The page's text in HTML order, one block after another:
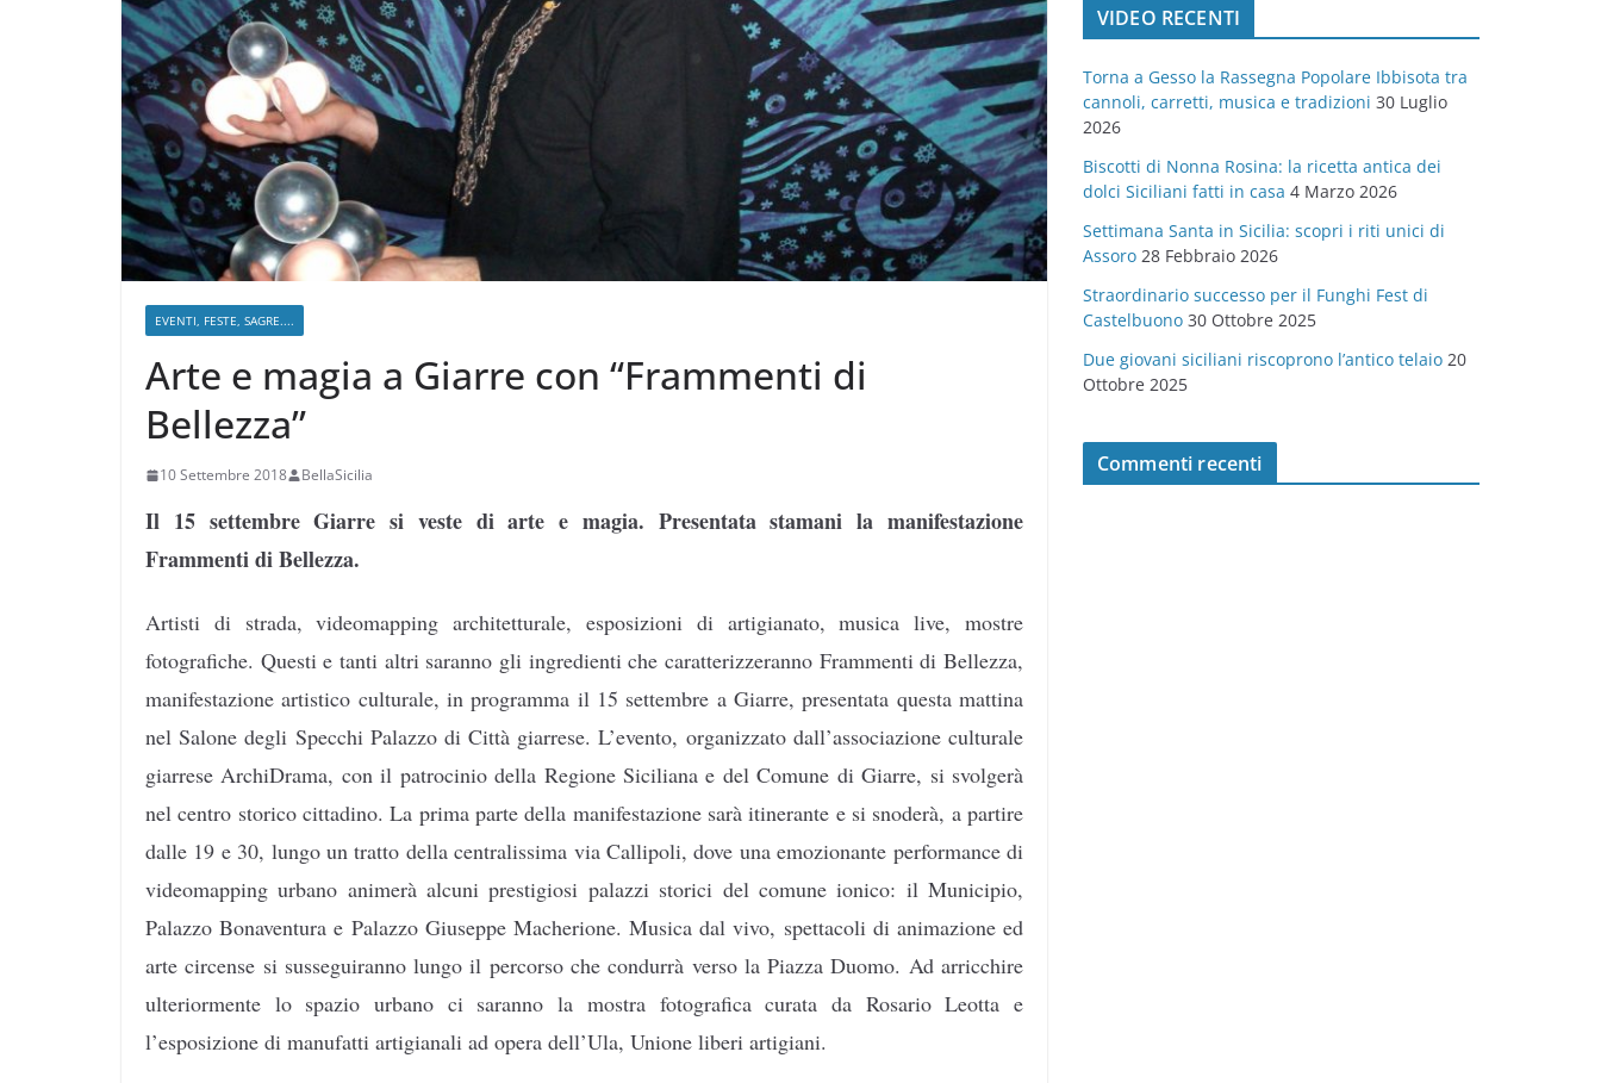
EVENTI, FESTE, SAGRE....
Arte e magia a Giarre con “Frammenti di
Bellezza”
10 Settembre 2018 BellaSicilia
Il 15 settembre Giarre si veste di arte e magia. Presentata stamani la manifestazione
Frammenti di Bellezza.
Artisti di strada, videomapping architetturale, esposizioni di artigianato, musica live, mostre
fotografiche. Questi e tanti altri saranno gli ingredienti che caratterizzeranno Frammenti di Bellezza,
manifestazione artistico culturale, in programma il 15 settembre a Giarre, presentata questa mattina
nel Salone degli Specchi Palazzo di Città giarrese. L’evento, organizzato dall’associazione culturale
giarrese ArchiDrama, con il patrocinio della Regione Siciliana e del Comune di Giarre, si svolgerà
nel centro storico cittadino. La prima parte della manifestazione sarà itinerante e si snoderà, a partire
dalle 19 e 30, lungo un tratto della centralissima via Callipoli, dove una emozionante performance di
videomapping urbano animerà alcuni prestigiosi palazzi storici del comune ionico: il Municipio,
Palazzo Bonaventura e Palazzo Giuseppe Macherione. Musica dal vivo, spettacoli di animazione ed
arte circense si susseguiranno lungo il percorso che condurrà verso la Piazza Duomo. Ad arricchire
ulteriormente lo spazio urbano ci saranno la mostra fotografica curata da Rosario Leotta e
l’esposizione di manufatti artigianali ad opera dell’Ula, Unione liberi artigiani.
o
r
e
VIDEO RECENTI
Torna a Gesso la Rassegna Popolare Ibbisota tra
cannoli, carretti, musica e tradizioni 30 Luglio
2026
Biscotti di Nonna Rosina: la ricetta antica dei
dolci Siciliani fatti in casa 4 Marzo 2026
Settimana Santa in Sicilia: scopri i riti unici di
Assoro 28 Febbraio 2026
Straordinario successo per il Funghi Fest di
Castelbuono 30 Ottobre 2025
Due giovani siciliani riscoprono l’antico telaio 20
Ottobre 2025
Commenti recenti